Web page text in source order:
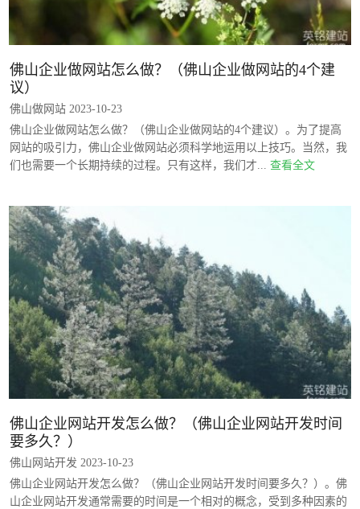
佛山企业做网站怎么做？（佛山企业做网站的4个建
议）
佛山做网站 2023-10-23
佛山企业做网站怎么做？（佛山企业做网站的4个建议）。为了提高
网站的吸引力，佛山企业做网站必须科学地运用以上技巧。当然，我
们也需要一个长期持续的过程。只有这样，我们才... 查看全文
佛山企业网站开发怎么做？（佛山企业网站开发时间
要多久？）
佛山网站开发 2023-10-23
佛山企业网站开发怎么做？（佛山企业网站开发时间要多久？）。佛
山企业网站开发通常需要的时间是一个相对的概念，受到多种因素的